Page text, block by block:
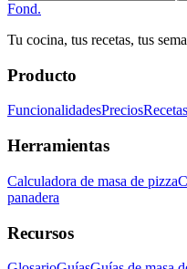
Fond.
Tu cocina, tus recetas, tus
Producto
FuncionalidadesPrecios
Herramientas
Calculadora de masa de pizza
panadera
Recursos